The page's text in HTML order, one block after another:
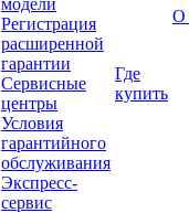
модели
Регистрация
расширенной
гарантии
Сервисные
центры
Условия
гарантийного
обслуживания
Экспресс-
сервис
Где
купить
О